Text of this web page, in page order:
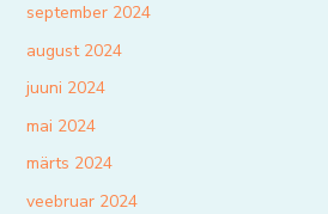
september 2024
august 2024
juuni 2024
mai 2024
märts 2024
veebruar 2024